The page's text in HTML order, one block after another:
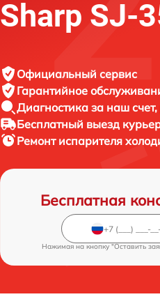
Sharp SJ-
Официальный сервис
Гарантийное
Диагностика за наш счет,
Бесплатный выезд
Ремонт испарителя
Бесплатная
Нажимая на кнопку "Оставить